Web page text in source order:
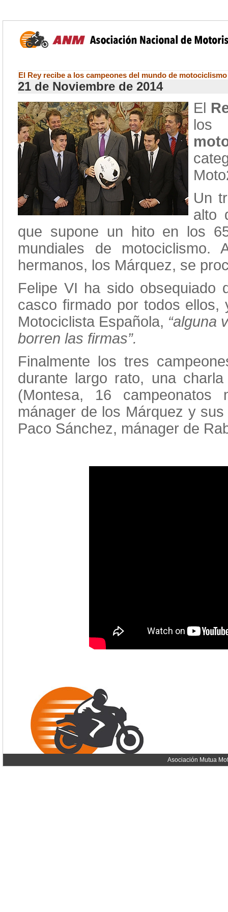
El Rey recibe a los campeones del mundo de motociclismo
21 de Noviembre de 2014
El
Un
alto
que supone un hito en los
mundiales de
hermanos, los Márquez, se
Felipe VI ha sido
casco firmado por todos
Motociclista Española, “alguna
borren las firmas”.
Finalmente los tres
durante largo rato, una
(Montesa, 16 campeonatos
mánager de los Márquez y
Paco Sánchez, mánager de
Asociación Mutua